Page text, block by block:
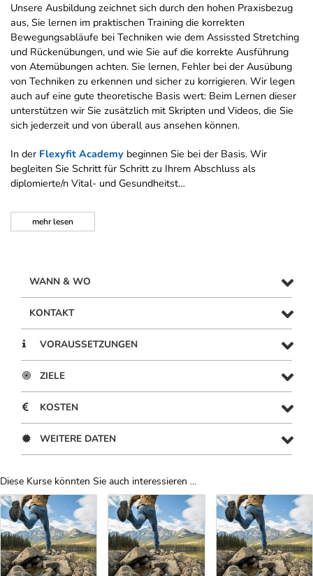
Unsere Ausbildung zeichnet sich durch den hohen Praxisbezug
aus, Sie lernen im praktischen Training die korrekten
Bewegungsabläufe bei Techniken wie dem Assissted Stretching
und Rückenübungen, und wie Sie auf die korrekte Ausführung
von Atemübungen achten. Sie lernen, Fehler bei der Ausübung
von Techniken zu erkennen und sicher zu korrigieren. Wir legen
auch auf eine gute theoretische Basis wert: Beim Lernen dieser
unterstützen wir Sie zusätzlich mit Skripten und Videos, die Sie
sich jederzeit und von überall aus ansehen können.
In der Flexyfit Academy beginnen Sie bei der Basis. Wir
begleiten Sie Schritt für Schritt zu Ihrem Abschluss als
diplomierte/n Vital- und Gesundheitst…
mehrlesen
WANN & WO
KONTAKT
VORAUSSETZUNGEN
ZIELE
KOSTEN
WEITERE DATEN
Diese Kurse könnten Sie auch interessieren ...
Uber Weiterbildungsvorschläge